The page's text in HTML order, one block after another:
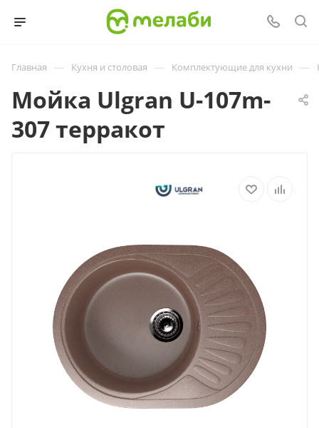
Главная — Кухня и столовая — Комплектующие для кухни —
Мойка Ulgran U-107m-
307 терракот